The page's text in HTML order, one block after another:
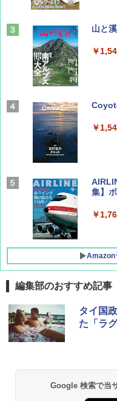
山と
￥
￥
集】
￥
Amazon
D40
力的
地球
[キャ
プテ
ッと
￥
026
コン
編集部のおすすめ記事
タイ国
た「ラ
Google 検索で当